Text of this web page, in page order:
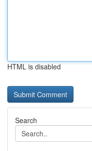
HTML is disabled
Search